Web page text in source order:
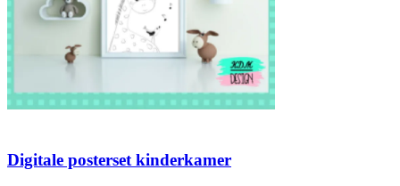
Digitale posterset kinderkamer